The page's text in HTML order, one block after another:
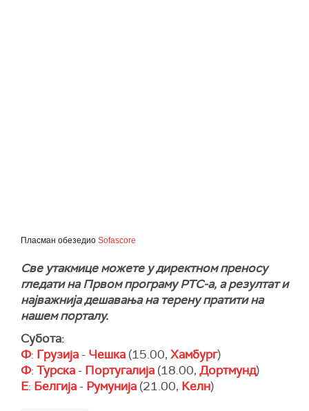
Пласман обезедио Sofascore
Све утакмице можете у директном преносу
гледати на Првом програму РТС-а, а резултат и
најважнија дешавања на терену пратити на
нашем порталу.
Субота:
Ф: Грузија- Чешка (15.00, Хамбург)
Ф: Турска- Португалија (18.00, Дортмунд)
Е: Белгија- Румунија (21.00, Келн)